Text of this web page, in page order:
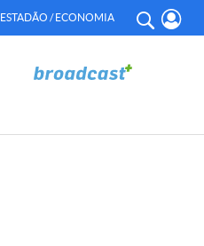
ESTADÃO / ECONOMIA